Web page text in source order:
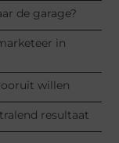
de garage?
in
willen
resultaat